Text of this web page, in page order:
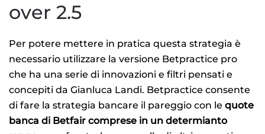
over 2.5
Per potere mettere in pratica questa strategia è
necessario utilizzare la versione Betpractice pro
che ha una serie di innovazioni e filtri pensati e
concepiti da Gianluca Landi. Betpractice consente
di fare la strategia bancare il pareggio con le quote
banca di Betfair comprese in un determianto